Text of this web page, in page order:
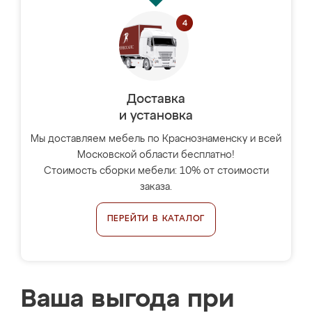
Доставка
и установка
Мы доставляем мебель по Краснознаменску и всей
Московской области бесплатно!
Стоимость сборки мебели: 10% от стоимости
заказа.
ПЕРЕЙТИ В КАТАЛОГ
Ваша выгода при